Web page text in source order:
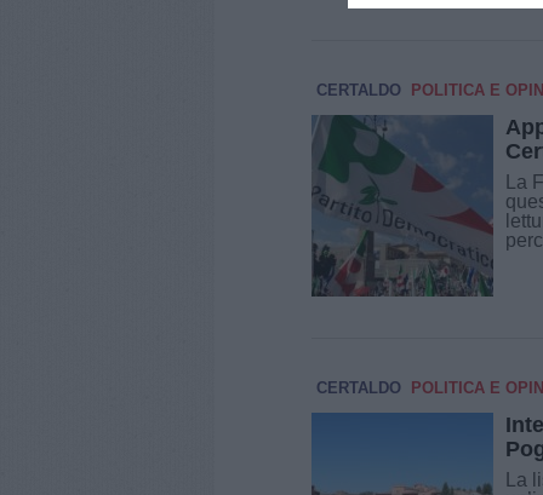
CERTALDO POLITICA E
La
CERTALDO POLITICA E
La